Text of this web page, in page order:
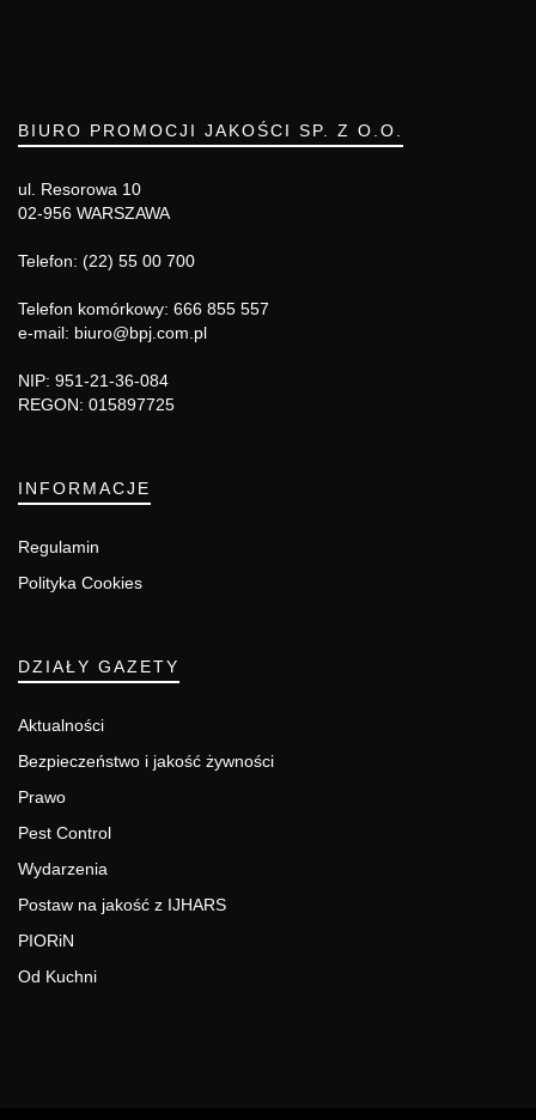
BIURO PROMOCJI JAKOŚCI SP. Z O.O.
ul. Resorowa 10
02-956 WARSZAWA
Telefon: (22) 55 00 700
Telefon komórkowy: 666 855 557
e-mail: biuro@bpj.com.pl
NIP: 951-21-36-084
REGON: 015897725
INFORMACJE
Regulamin
Polityka Cookies
DZIAŁY GAZETY
Aktualności
Bezpieczeństwo i jakość żywności
Prawo
Pest Control
Wydarzenia
Postaw na jakość z IJHARS
PIORiN
Od Kuchni